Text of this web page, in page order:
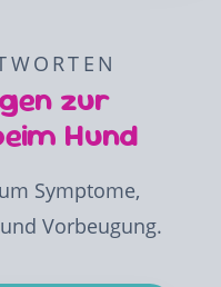
zur
Hund
Symptome,
Vorbeugung.